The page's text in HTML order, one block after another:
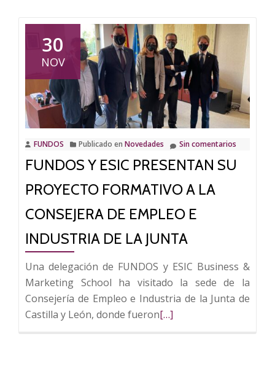
impulsa
una
alianza
con
la
Cámara
de
Comercio
de
para
el
de
programas
executive
y
formación
empresarial
30
NOV
FUNDOS Publicado en Novedades Sin comentarios
FUNDOS Y ESIC PRESENTAN SU
PROYECTO FORMATIVO A LA
CONSEJERA DE EMPLEO E
INDUSTRIA DE LA JUNTA
Una delegación de FUNDOS y ESIC Business &
Marketing School ha visitado la sede de la
Consejería de Empleo e Industria de la Junta de
Castilla y León, donde fueronLeer
[…]